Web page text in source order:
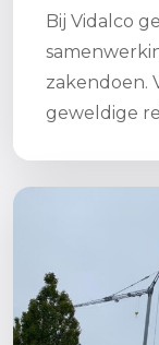
Bij Vidalco
zakendoen.
geweldige